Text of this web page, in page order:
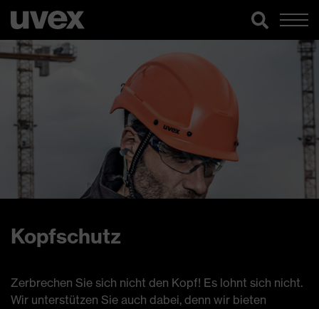
Kopfschutz
Zerbrechen Sie sich nicht den Kopf! Es lohnt sich nicht.
Wir unterstützen Sie auch dabei, denn wir bieten